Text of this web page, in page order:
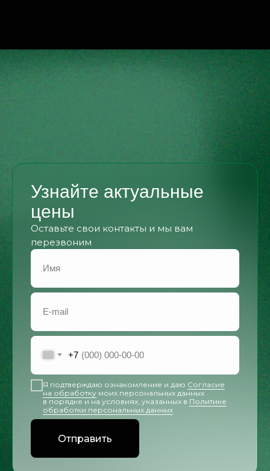
Узнайте актуальные
цены
Оставьте свои контакты и мы вам
перезвоним
+7
Я подтверждаю ознакомление и даю Согласие
на обработку моих персональных данных
в порядке и на условиях, указанных в Политике
обработки персональных данных
Отправить